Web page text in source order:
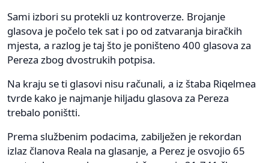
Sami izbori su protekli uz kontroverze. Brojanje
glasova je počelo tek sat i po od zatvaranja biračkih
mjesta, a razlog je taj što je poništeno 400 glasova za
Pereza zbog dvostrukih potpisa.
Na kraju se ti glasovi nisu računali, a iz štaba Riqelmea
tvrde kako je najmanje hiljadu glasova za Pereza
trebalo poništti.
Prema službenim podacima, zabilježen je rekordan
izlaz članova Reala na glasanje, a Perez je osvojio 65